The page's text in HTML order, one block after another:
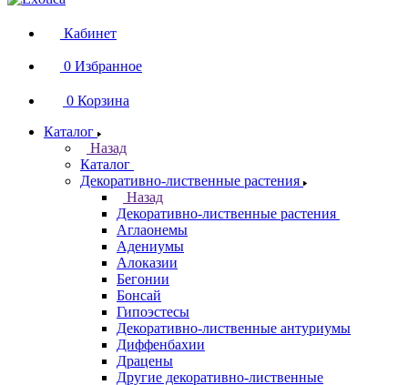
Кабинет
0 Избранное
0 Корзина
Каталог
Назад
Каталог
Декоративно-лиственные растения
Назад
Декоративно-лиственные растения
Аглаонемы
Адениумы
Алоказии
Бегонии
Бонсай
Гипоэстесы
Декоративно-лиственные антуриумы
Диффенбахии
Драцены
Другие декоративно-лиственные